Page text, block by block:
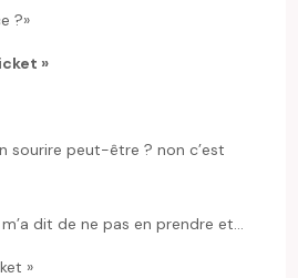
?»
»
sourire peut-être ? non c’est
dit de ne pas en prendre et…
»